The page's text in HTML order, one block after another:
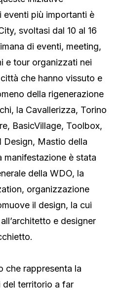
eventi più importanti è
svoltasi dal 10 al 16
di eventi, meeting,
e tour organizzati nei
che hanno vissuto e
della rigenerazione
la Cavallerizza, Torino
BasicVillage, Toolbox,
Design, Mastio della
manifestazione è stata
della WDO, la
organizzazione
il design, la cui
e designer
che rappresenta la
del territorio a far